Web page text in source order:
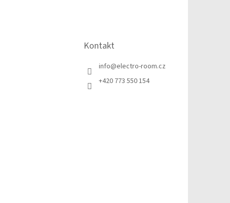
Kontakt
info@electro-room.cz
+420 773 550 154